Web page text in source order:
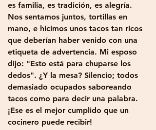
es familia, es tradición, es alegría.
Nos sentamos juntos, tortillas en
mano, e hicimos unos tacos tan ricos
que deberían haber venido con una
etiqueta de advertencia. Mi esposo
dijo: "Esto está para chuparse los
dedos". ¿Y la mesa? Silencio; todos
demasiado ocupados saboreando
tacos como para decir una palabra.
¡Ese es el mejor cumplido que un
cocinero puede recibir!